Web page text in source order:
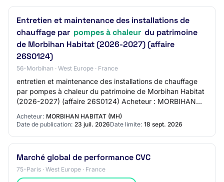
Entretien et maintenance des installations de
chauffage par pompes à chaleur du patrimoine
de Morbihan Habitat (2026-2027) (affaire
26S0124)
56-Morbihan · West Europe · France
entretien et maintenance des installations de chauffage
par pompes à chaleur du patrimoine de Morbihan Habitat
(2026-2027) (affaire 26S0124) Acheteur : MORBIHAN
HABITAT Référence : 26S0124 Date limit…
Acheteur: MORBIHAN HABITAT (MH)
Date de publication: 23 juil. 2026Date limite: 18 sept. 2026
Marché global de performance CVC
75-Paris · West Europe · France